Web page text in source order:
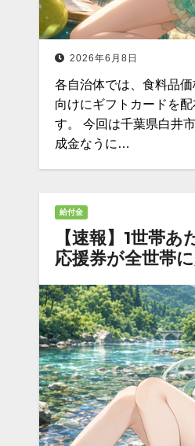
2026年6月8日
各自治体では、食料品
向けにギフトカードを
す。 今回は千葉県白井
成金なうに…
給付金
【速報】1世帯
応援券が全世帯